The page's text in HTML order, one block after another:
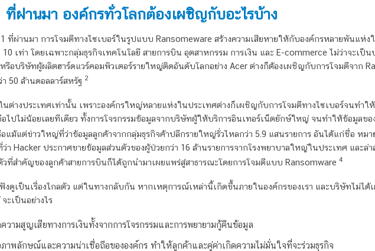
ผ่านมา องค์กรทั่วโลกต้องเผชิญกับอะไรบ้าง
ที่ผ่านมา การโจมตีทางไซเบอร์ในรูปแบบ Ransomeware สร้างความเสียหายให้กับองค์กรหลายพันแห่
10 เท่า โดยเฉพาะกลุ่มธุรกิจเทคโนโลยี สายการบิน อุตสาหกรรม การเงิน และ E-commerce ไม่ว่าจะเ
รือบริษัทผู้ผลิตฮาร์ดแวร์คอมพิวเตอร์รายใหญ่ติดอันดับโลกอย่าง Acer ต่างก็ต้องเผชิญกับการโจมตีจาก
50 ล้านดอลลาร์สหรัฐ 2
นต่างประเทศเท่านั้น เพราะองค์กรใหญ่หลายแห่งในประเทศต่างก็เผชิญกับการโจมตีทางไซเบอร์จนทำใ
ไปไม่น้อยเลยทีเดียว ทั้งการโจรกรรมข้อมูลจากบริษัทผู้ให้บริการอินเทอร์เน็ตยักษ์ใหญ่ จนทำให้ข้อมูลขอ
แม้แต่ข่าวใหญ่ที่ว่าข้อมูลลูกค้าจากกลุ่มธุรกิจค้าปลีกรายใหญ่รั่วไหลกว่า 5.9 แสนรายการ อันได้แก่ชื่อ หม
า Hacker ประกาศขายข้อมูลส่วนตัวของผู้ป่วยกว่า 16 ล้านรายการจากโรงพยาบาลใหญ่ในประเทศ และ
ที่สำคัญของลูกค้าสายการบินก็ได้ถูกนำมาเผยแพร่สู่สาธารณะโดยการโจมตีแบบ Ransomware 4
ดูเป็นเรื่องไกลตัว แต่ในทางกลับกัน หากเหตุการณ์เหล่านี้เกิดขึ้นภายในองค์กรของเรา และบริษัทไม่ได้
ะเป็นอย่างไร
วามสูญเสียทางการเงินทั้งจากการโจรกรรมและการพยายามกู้คืนข้อมูล
าพลักษณ์และความน่าเชื่อถือขององค์กร ทำให้ลูกค้าและคู่ค่าเกิดความไม่มั่นใจที่จะร่วมธุรกิจ